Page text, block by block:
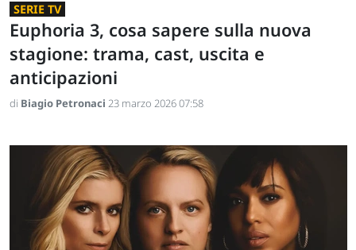
SERIE TV
Euphoria 3, cosa sapere sulla nuova
stagione: trama, cast, uscita e
anticipazioni
di Biagio Petronaci 23 marzo 2026 07:58